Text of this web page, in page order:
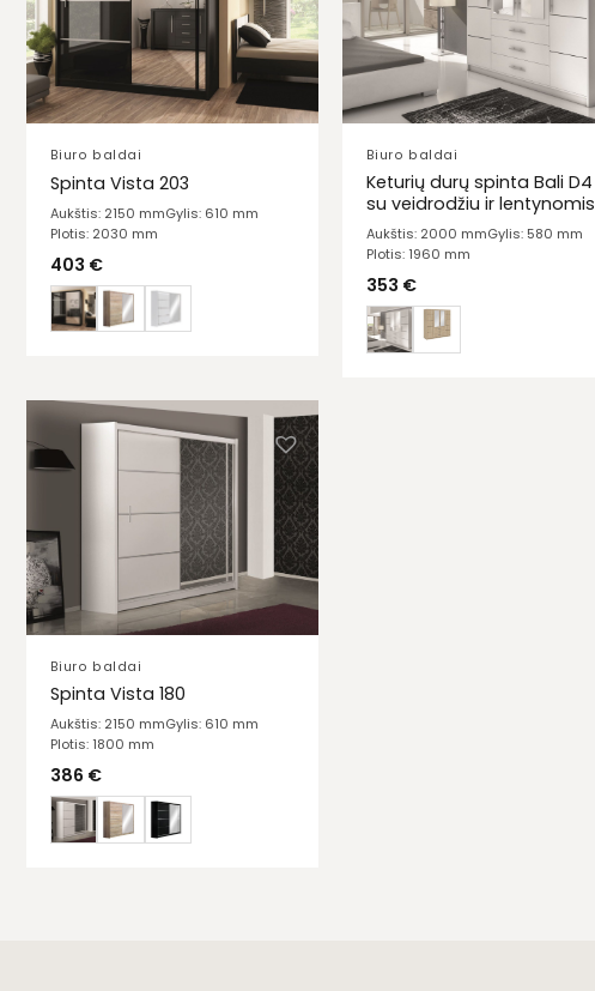
Biuro baldai
Spinta Vista 203
Aukštis: 2150 mmGylis: 610 mm
Plotis: 2030 mm
403 €
Biuro baldai
Keturių durų spinta Bali D4
su veidrodžiu ir lentynomis
Aukštis: 2000 mmGylis: 580 mm
Plotis: 1960 mm
353 €
Biuro baldai
Spinta Vista 180
Aukštis: 2150 mmGylis: 610 mm
Plotis: 1800 mm
386 €